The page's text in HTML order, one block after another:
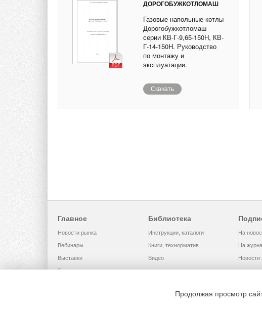
ДОРОГОБУЖКОТЛОМАШ
Газовые напольные котлы
Дорогобужкотломаш
серии КВ-Г-9,65-150Н, КВ-
Г-14-150Н. Руководство
по монтажу и
эксплуатации.
Скачать
Главное
Новости рынка
Вебинары
Выставки
Помощь
Библиотека
Инструкции, каталоги
Книги, технорматив
Видео
На
На
Новости
Продолжая просмотр